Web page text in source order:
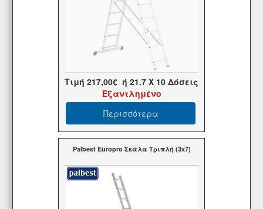
Τιμή 217,00€ ή 21.7 X 10 Δόσεις
Εξαντλημένο
Περισσότερα
Palbest Europro Σκάλα Τριπλή (3x7)